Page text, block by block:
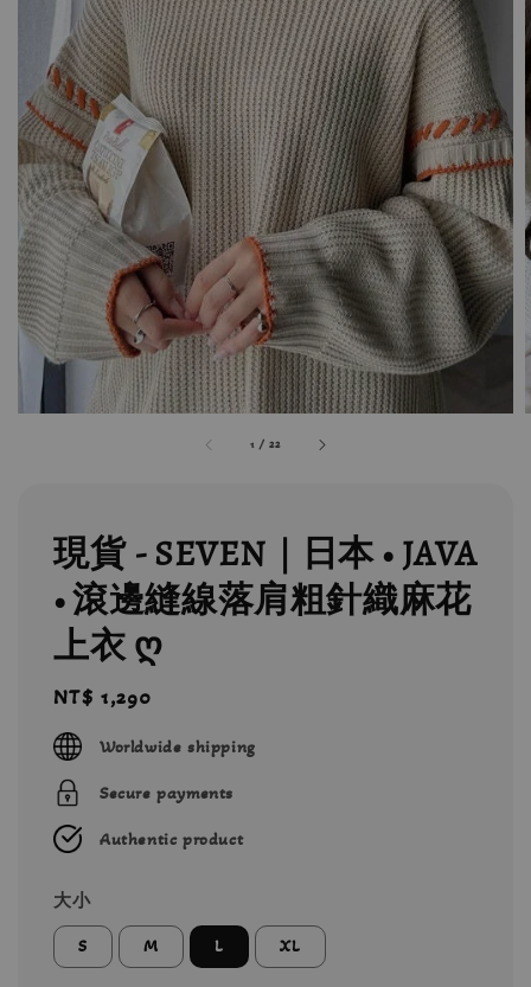
1 /22
現貨 - SEVEN｜日本 • JAVA
• 滾邊縫線落肩粗針織麻花
上衣 ღ
Regular
price
NT$ 1,290
Worldwide shipping
Secure payments
Authentic product
大小
S M L XL